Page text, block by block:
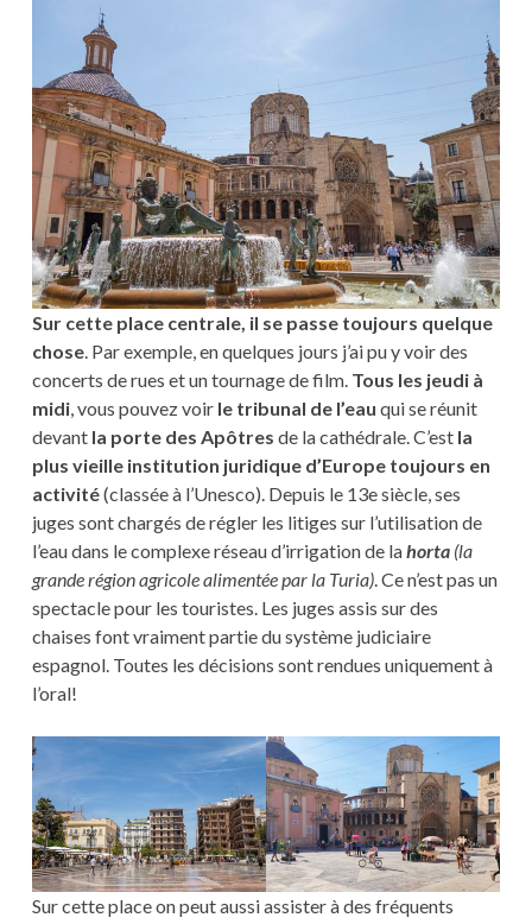
Sur cette place centrale, il se passe toujours quelque
chose. Par exemple, en quelques jours j’ai pu y voir des
concerts de rues et un tournage de film. Tous les jeudi à
midi, vous pouvez voir le tribunal de l’eau qui se réunit
devant la porte des Apôtres de la cathédrale. C’est la
plus vieille institution juridique d’Europe toujours en
activité(classée à l’Unesco). Depuis le 13e siècle, ses
juges sont chargés de régler les litiges sur l’utilisation de
l’eau dans le complexe réseau d’irrigation de lahorta (la
grande région agricole alimentée par la Turia). Ce n’est pas un
spectacle pour les touristes. Les juges assis sur des
chaises font vraiment partie du système judiciaire
espagnol. Toutes les décisions sont rendues uniquement à
l’oral!
Sur cette place on peut aussi assister à des fréquents